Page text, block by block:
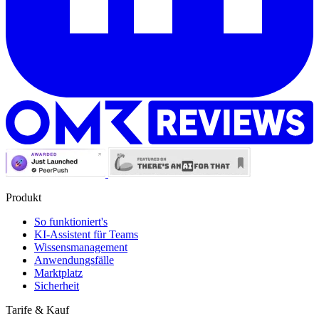
Produkt
So funktioniert's
KI-Assistent für Teams
Wissensmanagement
Anwendungsfälle
Marktplatz
Sicherheit
Tarife & Kauf